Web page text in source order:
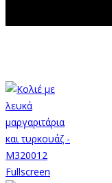
Fullscreen